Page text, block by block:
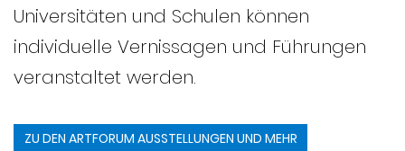
Universitäten und Schulen können
individuelle Vernissagen und Führungen
veranstaltet werden.
ZU DEN ARTFORUM AUSSTELLUNGEN UND MEHR